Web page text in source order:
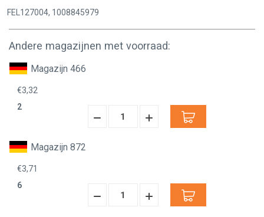
FEL127004, 1008845979
Andere magazijnen met voorraad:
Magazijn 466
€3,32
2
Hoeveelheid
Hoeveelheid
Magazijn 872
€3,71
6
Hoeveelheid
Hoeveelheid